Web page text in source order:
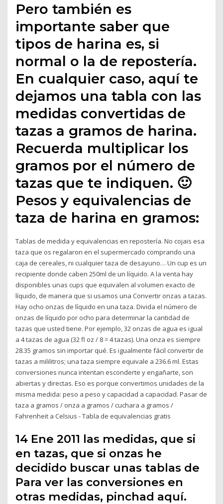
Pero también es
importante saber que
tipos de harina es, si
normal o la de repostería.
En cualquier caso, aquí te
dejamos una tabla con las
medidas convertidas de
tazas a gramos de harina.
Recuerda multiplicar los
gramos por el número de
tazas que te indiquen. 🙂
Pesos y equivalencias de
taza de harina en gramos:
Tablas de medida y equivalencias en repostería. No cojais esa
taza que os regalaron en el supermercado comprando una
caja de cereales, ni cualquier taza de desayuno… Un cup es un
recipiente donde caben 250ml de un líquido. A la venta hay
disponibles unas cups que equivalen al volumen exacto de
líquido, de manera que si usamos una Convertir onzas a tazas.
Hay ocho onzas de líquido en una taza. Divida el número de
onzas de líquido por ocho para determinar la cantidad de
tazas que usted tiene. Por ejemplo, 32 onzas de agua es igual
a 4 tazas de agua (32 fl oz / 8 = 4 tazas). Una onza es siempre
28.35 gramos sin importar qué. Es igualmente fácil convertir de
tazas a mililitros; una taza siempre equivale a 236.6 ml. Estas
conversiones nunca intentan esconderte y engañarte, son
abiertas y directas. Eso es porque convertimos unidades de la
misma medida: peso a peso y capacidad a capacidad. Pasar de
taza a gramos / onza a gramos / cuchara a gramos /
Fahrenheit a Celsius - Tabla de equivalencias gratis
14 Ene 2011 las medidas, que si
en tazas, que si onzas he
decidido buscar unas tablas de
Para ver las conversiones en
otras medidas, pinchad aquí.